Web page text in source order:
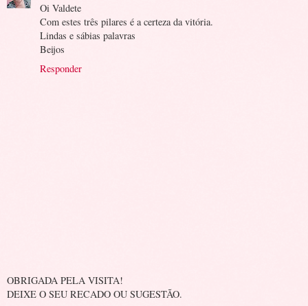
Oi Valdete
Com estes três pilares é a certeza da vitória.
Lindas e sábias palavras
Beijos
Responder
OBRIGADA PELA VISITA!
DEIXE O SEU RECADO OU SUGESTÃO.